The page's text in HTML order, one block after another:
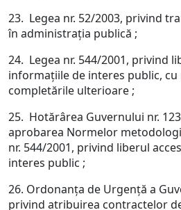
23. Legea nr. 52/2003, privind
în administraţia publică ;
24. Legea nr. 544/2001, privind
informaţiile de interes public,
completările ulterioare ;
25. Hotărârea Guvernului nr.
aprobarea Normelor
nr. 544/2001, privind liberul
interes public ;
26. Ordonanţa de Urgenţă a
privind atribuirea